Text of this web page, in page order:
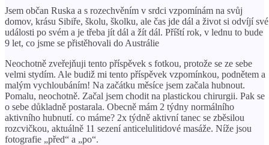
Jsem občan Ruska a s rozechvěním v srdci vzpomínám na svůj
domov, krásu Sibiře, školu, školku, ale čas jde dál a život si odvíjí své
události po svém a je třeba jít dál a žít dál. Příští rok, v lednu to bude
9 let, co jsme se přistěhovali do Austrálie
Neochotně zveřejňuji tento příspěvek s fotkou, protože se ze sebe
velmi stydím. Ale budiž mi tento příspěvek vzpomínkou, podnětem a
malým vychloubáním! Na začátku měsíce jsem začala hubnout.
Pomalu, neochotně. Začal jsem chodit na plastickou chirurgii. Pak se
o sebe důkladně postarala. Obecně mám 2 týdny normálního
aktivního hubnutí. co máme? 2x týdně aktivní tanec se zběsilou
rozcvičkou, aktuálně 11 sezení anticelulitidové masáže. Níže jsou
fotografie „před“ a „po“.